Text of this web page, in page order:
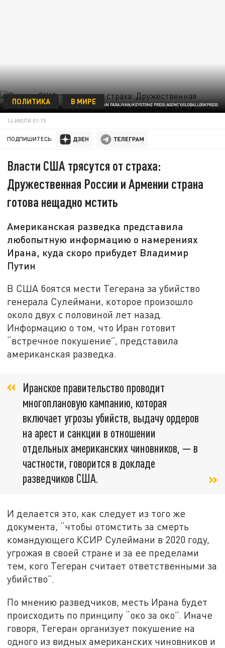
ФОТО: SOBHAN FARAJVAN/KEYSTONE PRESS AGENCY/GLOBALLOOKPRESS
ПОЛИТИКА В МИРЕ
14 ИЮЛЯ 01:15
ПОДПИШИТЕСЬ:
Власти США трясутся от страха:
Дружественная России и Армении страна
готова нещадно мстить
Американская разведка представила
любопытную информацию о намерениях
Ирана, куда скоро прибудет Владимир
Путин
В США боятся мести Тегерана за убийство
генерала Сулеймани, которое произошло
около двух с половиной лет назад.
Информацию о том, что Иран готовит
“встречное покушение”, представила
американская разведка.
Иранское правительство проводит
многоплановую кампанию, которая
включает угрозы убийств, выдачу ордеров
на арест и санкции в отношении
отдельных американских чиновников, — в
частности, говорится в докладе
разведчиков США.
И делается это, как следует из того же
документа, “чтобы отомстить за смерть
командующего КСИР Сулеймани в 2020 году,
угрожая в своей стране и за ее пределами
тем, кого Тегеран считает ответственными за
убийство”.
По мнению разведчиков, месть Ирана будет
происходить по принципу “око за око”. Иначе
говоря, Тегеран организует покушение на
одного из видных американских чиновников и